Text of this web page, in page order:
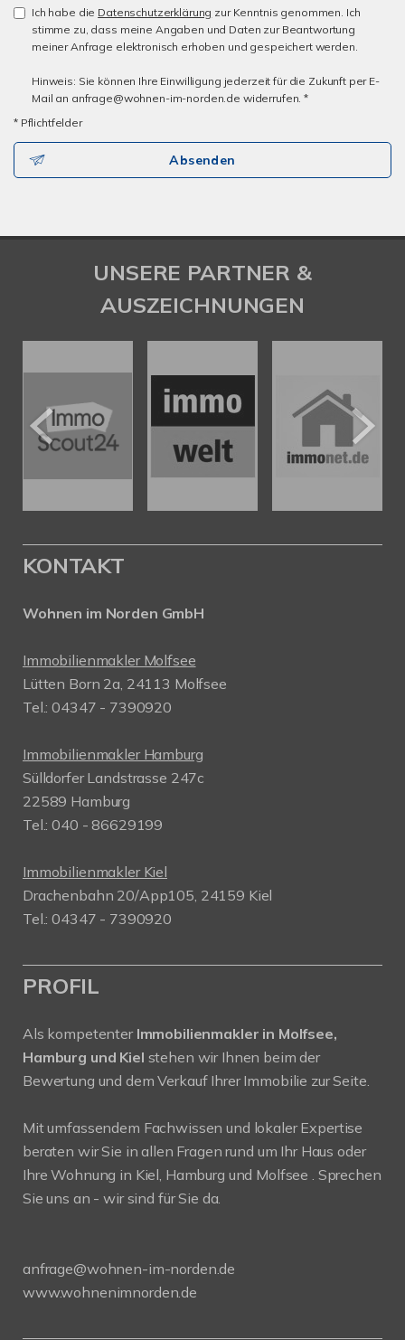
Ich habe die Datenschutzerklärung zur Kenntnis genommen. Ich
stimme zu, dass meine Angaben und Daten zur Beantwortung
meiner Anfrage elektronisch erhoben und gespeichert werden.
Hinweis: Sie können Ihre Einwilligung jederzeit für die Zukunft per E-
Mail an anfrage@wohnen-im-norden.de widerrufen. *
* Pflichtfelder
Absenden
UNSERE PARTNER &
AUSZEICHNUNGEN
KONTAKT
Wohnen im Norden GmbH
Immobilienmakler Molfsee
Lütten Born 2a, 24113 Molfsee
Tel.: 04347 - 7390920
Immobilienmakler Hamburg
Sülldorfer Landstrasse 247c
22589 Hamburg
Tel.: 040 - 86629199
Immobilienmakler Kiel
Drachenbahn 20/App105, 24159 Kiel
Tel.: 04347 - 7390920
PROFIL
Als kompetenter Immobilienmakler in Molfsee,
Hamburg und Kiel stehen wir Ihnen beim der
Bewertung und dem Verkauf Ihrer Immobilie zur Seite.
Mit umfassendem Fachwissen und lokaler Expertise
beraten wir Sie in allen Fragen rund um Ihr Haus oder
Ihre Wohnung in Kiel, Hamburg und Molfsee . Sprechen
Sie uns an - wir sind für Sie da.
anfrage@wohnen-im-norden.de
www.wohnenimnorden.de